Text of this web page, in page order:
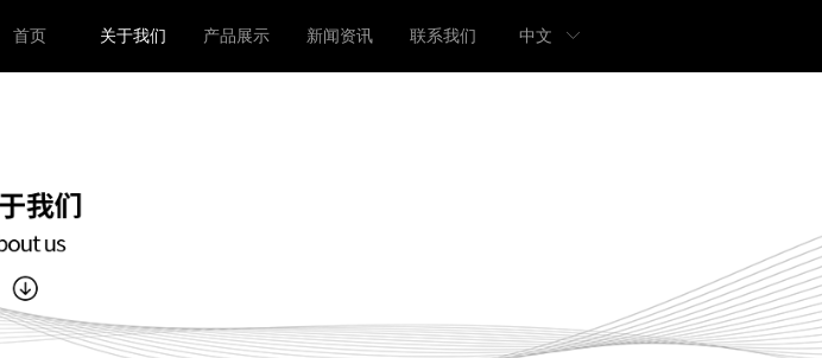
ꀅ
中文
首页 关于我们 产品展示 新闻资讯 联系我们